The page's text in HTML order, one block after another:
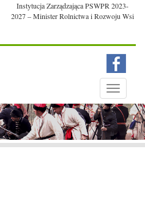
Instytucja Zarządzająca PSWPR 2023-
2027 – Minister Rolnictwa i Rozwoju Wsi
Toggle